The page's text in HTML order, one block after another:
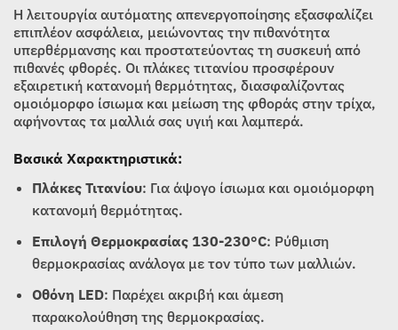
Η λειτουργία αυτόματης απενεργοποίησης εξασφαλίζει
επιπλέον ασφάλεια, μειώνοντας την πιθανότητα
υπερθέρμανσης και προστατεύοντας τη συσκευή από
πιθανές φθορές. Οι πλάκες τιτανίου προσφέρουν
εξαιρετική κατανομή θερμότητας, διασφαλίζοντας
ομοιόμορφο ίσιωμα και μείωση της φθοράς στην τρίχα,
αφήνοντας τα μαλλιά σας υγιή και λαμπερά.
Βασικά Χαρακτηριστικά:
Πλάκες Τιτανίου: Για άψογο ίσιωμα και ομοιόμορφη
κατανομή θερμότητας.
Επιλογή Θερμοκρασίας 130-230°C: Ρύθμιση
θερμοκρασίας ανάλογα με τον τύπο των μαλλιών.
Οθόνη LED: Παρέχει ακριβή και άμεση
παρακολούθηση της θερμοκρασίας.